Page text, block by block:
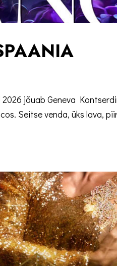
jõuab Geneva
Seitse venda, üks lava,